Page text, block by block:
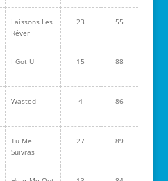
Laissons Les
Rêver
23 55
I Got U 15 88
Wasted 4 86
Tu Me
Suivras
27 89